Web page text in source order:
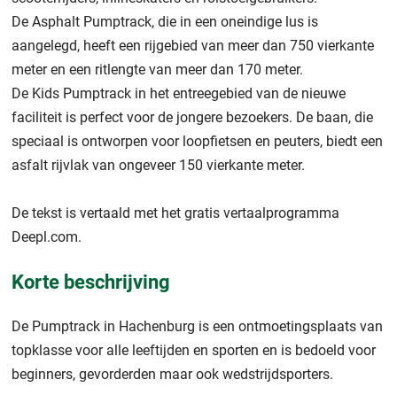
De Asphalt Pumptrack, die in een oneindige lus is
aangelegd, heeft een rijgebied van meer dan 750 vierkante
meter en een ritlengte van meer dan 170 meter.
De Kids Pumptrack in het entreegebied van de nieuwe
faciliteit is perfect voor de jongere bezoekers. De baan, die
speciaal is ontworpen voor loopfietsen en peuters, biedt een
asfalt rijvlak van ongeveer 150 vierkante meter.
De tekst is vertaald met het gratis vertaalprogramma
Deepl.com.
Korte beschrijving
De Pumptrack in Hachenburg is een ontmoetingsplaats van
topklasse voor alle leeftijden en sporten en is bedoeld voor
beginners, gevorderden maar ook wedstrijdsporters.